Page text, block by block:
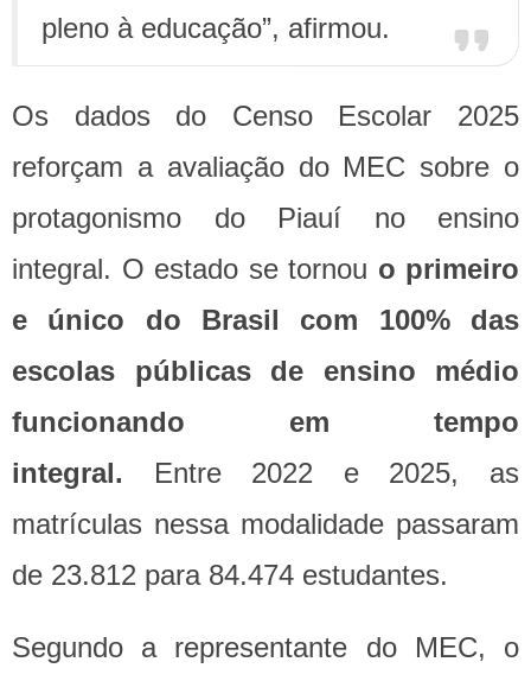
pleno à educação”, afirmou.
Os dados do Censo Escolar 2025
reforçam a avaliação do MEC sobre o
protagonismo do Piauí no ensino
integral. O estado se tornou o primeiro
e único do Brasil com 100% das
escolas públicas de ensino médio
funcionando em tempo
integral. Entre 2022 e 2025, as
matrículas nessa modalidade passaram
de 23.812 para 84.474 estudantes.
Segundo a representante do MEC, o